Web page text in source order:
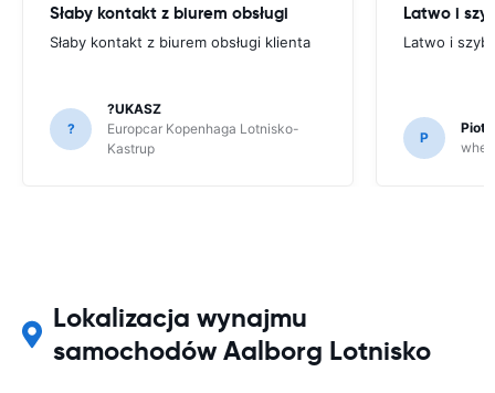
Słaby kontakt z biurem obsługi
Słaby kontakt z biurem obsługi klienta
?
?UKASZ
Europcar Kopenhaga Lotnisko-
Kastrup
Latwo i
Latwo i
P
Piotr
Lokalizacja wynajmu
samochodów Aalborg Lotnisko